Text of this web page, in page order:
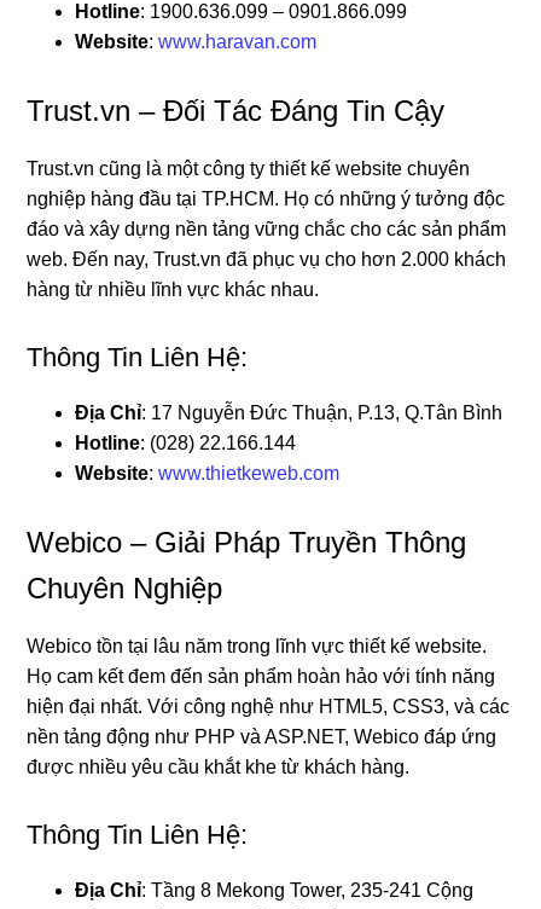
Hotline: 1900.636.099 – 0901.866.099
Website:www.haravan.com
Trust.vn – Đối Tác Đáng Tin Cậy
Trust.vn cũng là một công ty thiết kế website chuyên
nghiệp hàng đầu tại TP.HCM. Họ có những ý tưởng độc
đáo và xây dựng nền tảng vững chắc cho các sản phẩm
web. Đến nay, Trust.vn đã phục vụ cho hơn 2.000 khách
hàng từ nhiều lĩnh vực khác nhau.
Thông Tin Liên Hệ:
Địa Chỉ: 17 Nguyễn Đức Thuận, P.13, Q.Tân Bình
Hotline: (028) 22.166.144
Website:www.thietkeweb.com
Webico – Giải Pháp Truyền Thông
Chuyên Nghiệp
Webico tồn tại lâu năm trong lĩnh vực thiết kế website.
Họ cam kết đem đến sản phẩm hoàn hảo với tính năng
hiện đại nhất. Với công nghệ như HTML5, CSS3, và các
nền tảng động như PHP và ASP.NET, Webico đáp ứng
được nhiều yêu cầu khắt khe từ khách hàng.
Thông Tin Liên Hệ:
Địa Chỉ: Tầng 8 Mekong Tower, 235-241 Cộng